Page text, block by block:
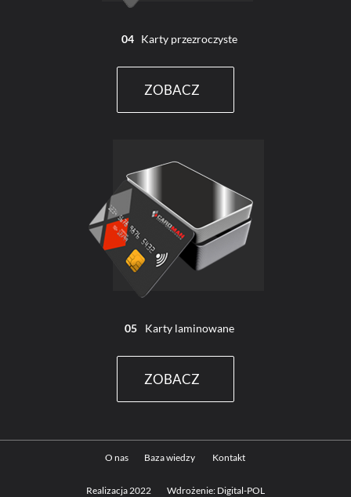
04 Karty przezroczyste
ZOBACZ
05 Karty laminowane
ZOBACZ
O nas Baza wiedzy Kontakt
Realizacja 2022 Wdrożenie: Digital-POL